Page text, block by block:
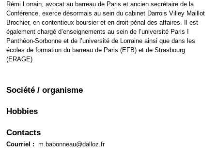
IT
Rémi Lorrain, avocat au barreau de Paris et ancien secrétaire de la
Conférence, exerce désormais au sein du cabinet Darrois Villey Maillot
Brochier, en contentieux boursier et en droit pénal des affaires. Il est
également chargé d’enseignements au sein de l’université Paris I
Panthéon-Sorbonne et de l’université de Lorraine ainsi que dans les
écoles de formation du barreau de Paris (EFB) et de Strasbourg
(ERAGE)
Société / organisme
Hobbies
Contacts
Courriel : m.babonneau@dalloz.fr